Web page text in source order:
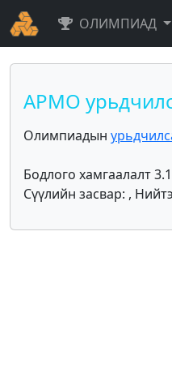
ОЛИМПИАД
APMO
Олимпиадын
Бодлого хамгаалалт
Сүүлийн засвар: ,